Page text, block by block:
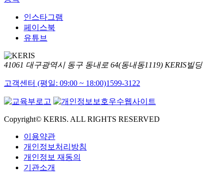
인스타그램
페이스북
유튜브
41061 대구광역시 동구 동내로 64(동내동1119) KERIS빌딩
고객센터 (평일: 09:00 ~ 18:00)1599-3122
Copyright© KERIS. ALL RIGHTS RESERVED
이용약관
개인정보처리방침
개인정보 재동의
기관소개